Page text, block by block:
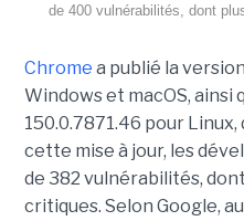
de 400 vulnérabilités, dont
Chrome a publié la
Windows et macOS, ainsi
150.0.7871.46 pour
cette mise à jour, les
de 382 vulnérabilités,
critiques. Selon Google,